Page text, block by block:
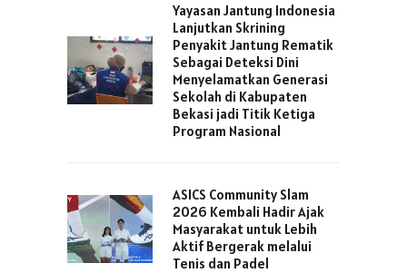
Yayasan Jantung Indonesia
Lanjutkan Skrining
Penyakit Jantung Rematik
Sebagai Deteksi Dini
Menyelamatkan Generasi
Sekolah di Kabupaten
Bekasi jadi Titik Ketiga
Program Nasional
ASICS Community Slam
2026 Kembali Hadir Ajak
Masyarakat untuk Lebih
Aktif Bergerak melalui
Tenis dan Padel